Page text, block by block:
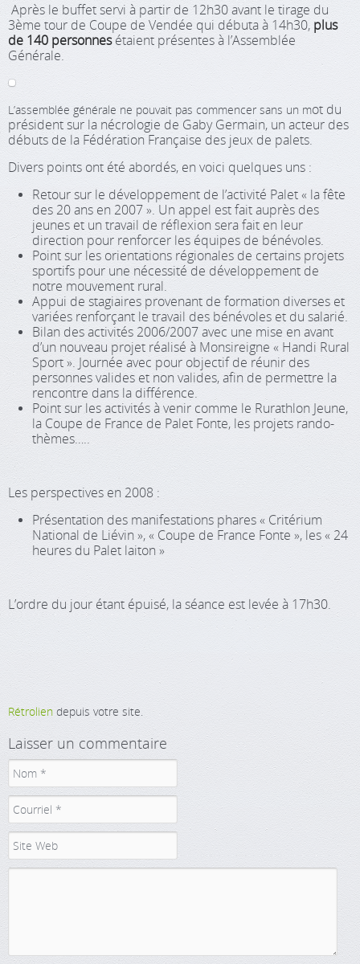
Après le buffet servi à partir de 12h30 avant le tirage du
3ème tour de Coupe de Vendée qui débuta à 14h30, plus
de 140 personnesétaient présentes à l’Assemblée
Générale.
L’assemblée générale ne pouvait pas commencer sans un mot du
président sur la nécrologie de Gaby Germain, un acteur des
débuts de la Fédération Française des jeux de palets.
Divers points ont été abordés, en voici quelques uns :
Retour sur le développement de l’activité Palet « la fête
des 20 ans en 2007 ». Un appel est fait auprès des
jeunes et un travail de réflexion sera fait en leur
direction pour renforcer les équipes de bénévoles.
Point sur les orientations régionales de certains projets
sportifs pour une nécessité de développement de
notre mouvement rural.
Appui de stagiaires provenant de formation diverses et
variées renforçant le travail des bénévoles et du salarié.
Bilan des activités 2006/2007 avec une mise en avant
d’un nouveau projet réalisé à Monsireigne « Handi Rural
Sport ». Journée avec pour objectif de réunir des
personnes valides et non valides, afin de permettre la
rencontre dans la différence.
Point sur les activités à venir comme le Rurathlon Jeune,
la Coupe de France de Palet Fonte, les projets rando-
thèmes…..
Les perspectives en 2008 :
Présentation des manifestations phares « Critérium
National de Liévin », « Coupe de France Fonte », les « 24
heures du Palet laiton »
L’ordre du jour étant épuisé, la séance est levée à 17h30.
Rétrolien depuis votre site.
Laisser un commentaire